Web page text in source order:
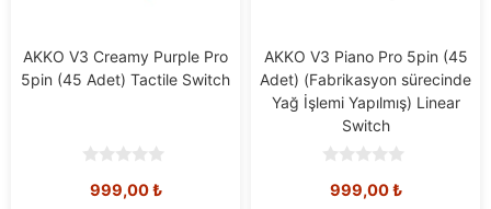
AKKO V3 Creamy Purple Pro
5pin (45 Adet) Tactile Switch
o999,00₺
AKKO V3 Piano Pro 5pin (45
Adet) (Fabrikasyon sürecinde
Yağ İşlemi Yapılmış) Linear
Switch
o999,00₺